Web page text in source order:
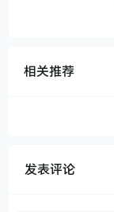
相关推荐
发表评论